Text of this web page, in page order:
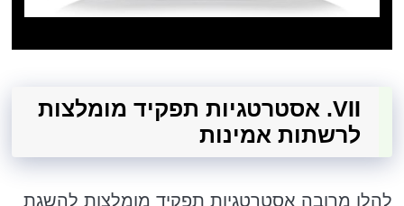
VII. אסטרטגיות תפקיד מומלצות
לרשתות אמינות
להלן מרובה אסטרטגיות תפקיד מומלצות להשגת